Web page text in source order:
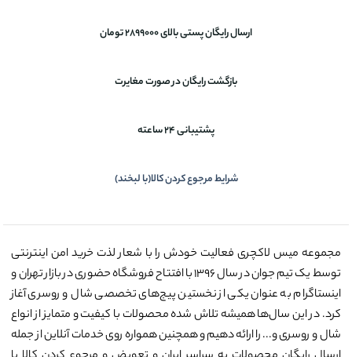
ارسال رایگان پستی بالای 2899000 تومان
بازگشت رایگان در صورت مغایرت
پشتیبانی 24 ساعته
شرایط مرجوع کردن کالا(با لبخند)
مجموعه میس لاکچری فعالیت خودش را با شعار لذت خرید امن اینترنتی
توسط یک تیم جوان در سال ۱۳۹۶ با افتتاح فروشگاه حضوری در بازار تهران و
اینستاگرام به عنوان یکی از نخستین پیج‌های تخصصی شال و روسری آغاز
کرد. در این سال‌ها همیشه تلاش شده محصولات با کیفیت و متمایز از انواع
شال و روسری و... را ارائه دهیم و همچنین همواره روی خدمات آنلاین از جمله